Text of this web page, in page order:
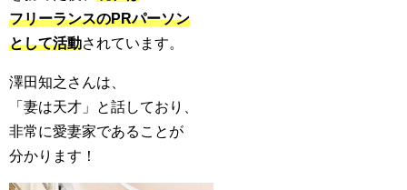
フリーランスのPRパーソン
として活動されています。
澤田知之さんは、
「妻は天才」と話しており、
非常に愛妻家であることが
分かります！